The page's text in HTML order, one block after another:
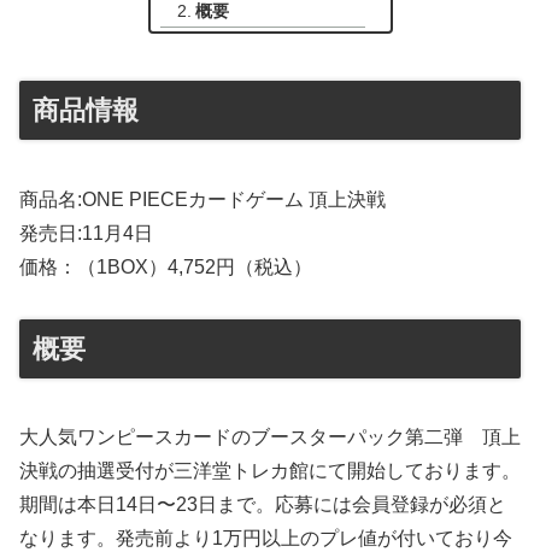
概要
商品情報
商品名:ONE PIECEカードゲーム 頂上決戦
発売日:11月4日
価格：（1BOX）4,752円（税込）
概要
大人気ワンピースカードのブースターパック第二弾 頂上
決戦の抽選受付が三洋堂トレカ館にて開始しております。
期間は本日14日〜23日まで。応募には会員登録が必須と
なります。発売前より1万円以上のプレ値が付いており今